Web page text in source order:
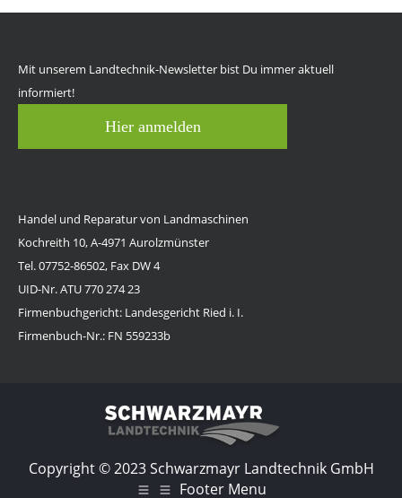
Mit unserem Landtechnik-Newsletter bist Du immer aktuell
informiert!
Hier anmelden
Handel und Reparatur von Landmaschinen
Kochreith 10, A-4971 Aurolzmünster
Tel. 07752-86502, Fax DW 4
UID-Nr. ATU 770 274 23
Firmenbuchgericht: Landesgericht Ried i. I.
Firmenbuch-Nr.: FN 559233b
Copyright © 2023 Schwarzmayr Landtechnik GmbH
Footer Menu